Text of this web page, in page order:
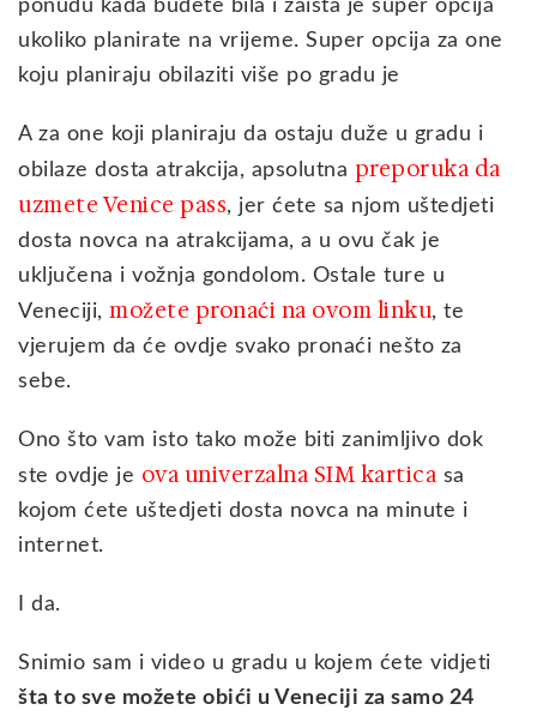
ponudu kada budete bila i zaista je super opcija
ukoliko planirate na vrijeme. Super opcija za one
koju planiraju obilaziti više po gradu je
A za one koji planiraju da ostaju duže u gradu i
obilaze dosta atrakcija, apsolutna preporuka da
uzmete Venice pass, jer ćete sa njom uštedjeti
dosta novca na atrakcijama, a u ovu čak je
uključena i vožnja gondolom. Ostale ture u
Veneciji, možete pronaći na ovom linku, te
vjerujem da će ovdje svako pronaći nešto za
sebe.
Ono što vam isto tako može biti zanimljivo dok
ste ovdje je ova univerzalna SIM karticasa
kojom ćete uštedjeti dosta novca na minute i
internet.
I da.
Snimio sam i video u gradu u kojem ćete vidjeti
šta to sve možete obići u Veneciji za samo 24